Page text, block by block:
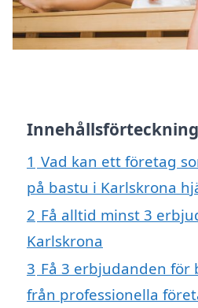
Innehållsförteckning
1 Vad kan ett företag
på bastu i Karlskrona
2 Få alltid minst 3
Karlskrona
3 Få 3 erbjudanden för
från professionella